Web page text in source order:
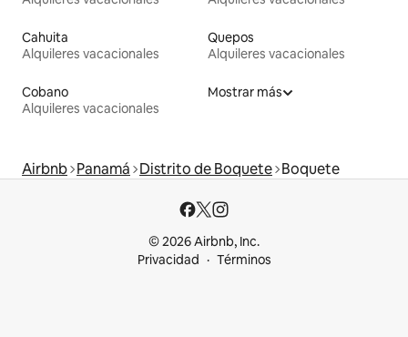
Cahuita
Alquileres vacacionales
Quepos
Alquileres vacacionales
Cobano
Alquileres vacacionales
Mostrar más
Airbnb Panamá Distrito de Boquete Boquete
© 2026 Airbnb, Inc.
Privacidad
Términos